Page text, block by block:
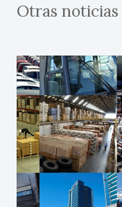
Otras noticias